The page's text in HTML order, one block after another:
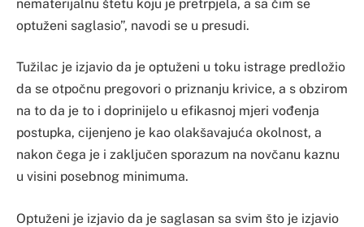
nematerijalnu štetu koju je pretrpjela, a sa čim se
optuženi saglasio”, navodi se u presudi.
Tužilac je izjavio da je optuženi u toku istrage predložio
da se otpočnu pregovori o priznanju krivice, a s obzirom
na to da je to i doprinijelo u efikasnoj mjeri vođenja
postupka, cijenjeno je kao olakšavajuća okolnost, a
nakon čega je i zaključen sporazum na novčanu kaznu
u visini posebnog minimuma.
Optuženi je izjavio da je saglasan sa svim što je izjavio